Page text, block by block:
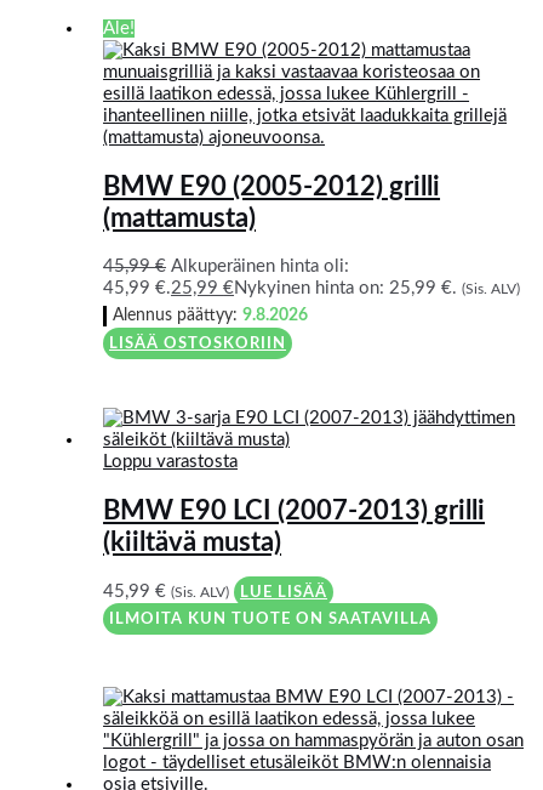
Ale!
BMW E90 (2005-2012) grilli
(mattamusta)
45,99€ Alkuperäinen hinta oli:
45,99 €.25,99€Nykyinen hinta on: 25,99 €. (Sis. ALV)
Alennus päättyy:9.8.2026
LISÄÄ OSTOSKORIIN
Loppu varastosta
BMW E90 LCI (2007-2013) grilli
(kiiltävä musta)
45,99€ (Sis. ALV)
LUE LISÄÄ
ILMOITA KUN TUOTE ON SAATAVILLA